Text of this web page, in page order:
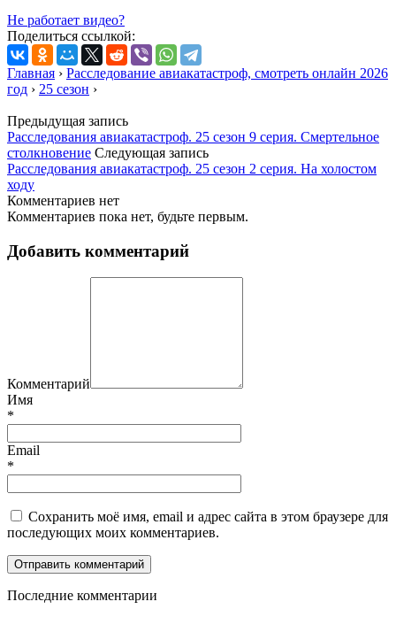
Не работает видео?
Поделиться ссылкой:
Главная › Расследование авиакатастроф, смотреть онлайн 2026
год › 25 сезон ›
Предыдущая запись
Расследования авиакатастроф. 25 сезон 9 серия. Смертельное
столкновение Следующая запись
Расследования авиакатастроф. 25 сезон 2 серия. На холостом
ходу
Комментариев нет
Комментариев пока нет, будьте первым.
Добавить комментарий
Комментарий
Имя
*
Email
*
Сохранить моё имя, email и адрес сайта в этом браузере для
последующих моих комментариев.
Последние комментарии